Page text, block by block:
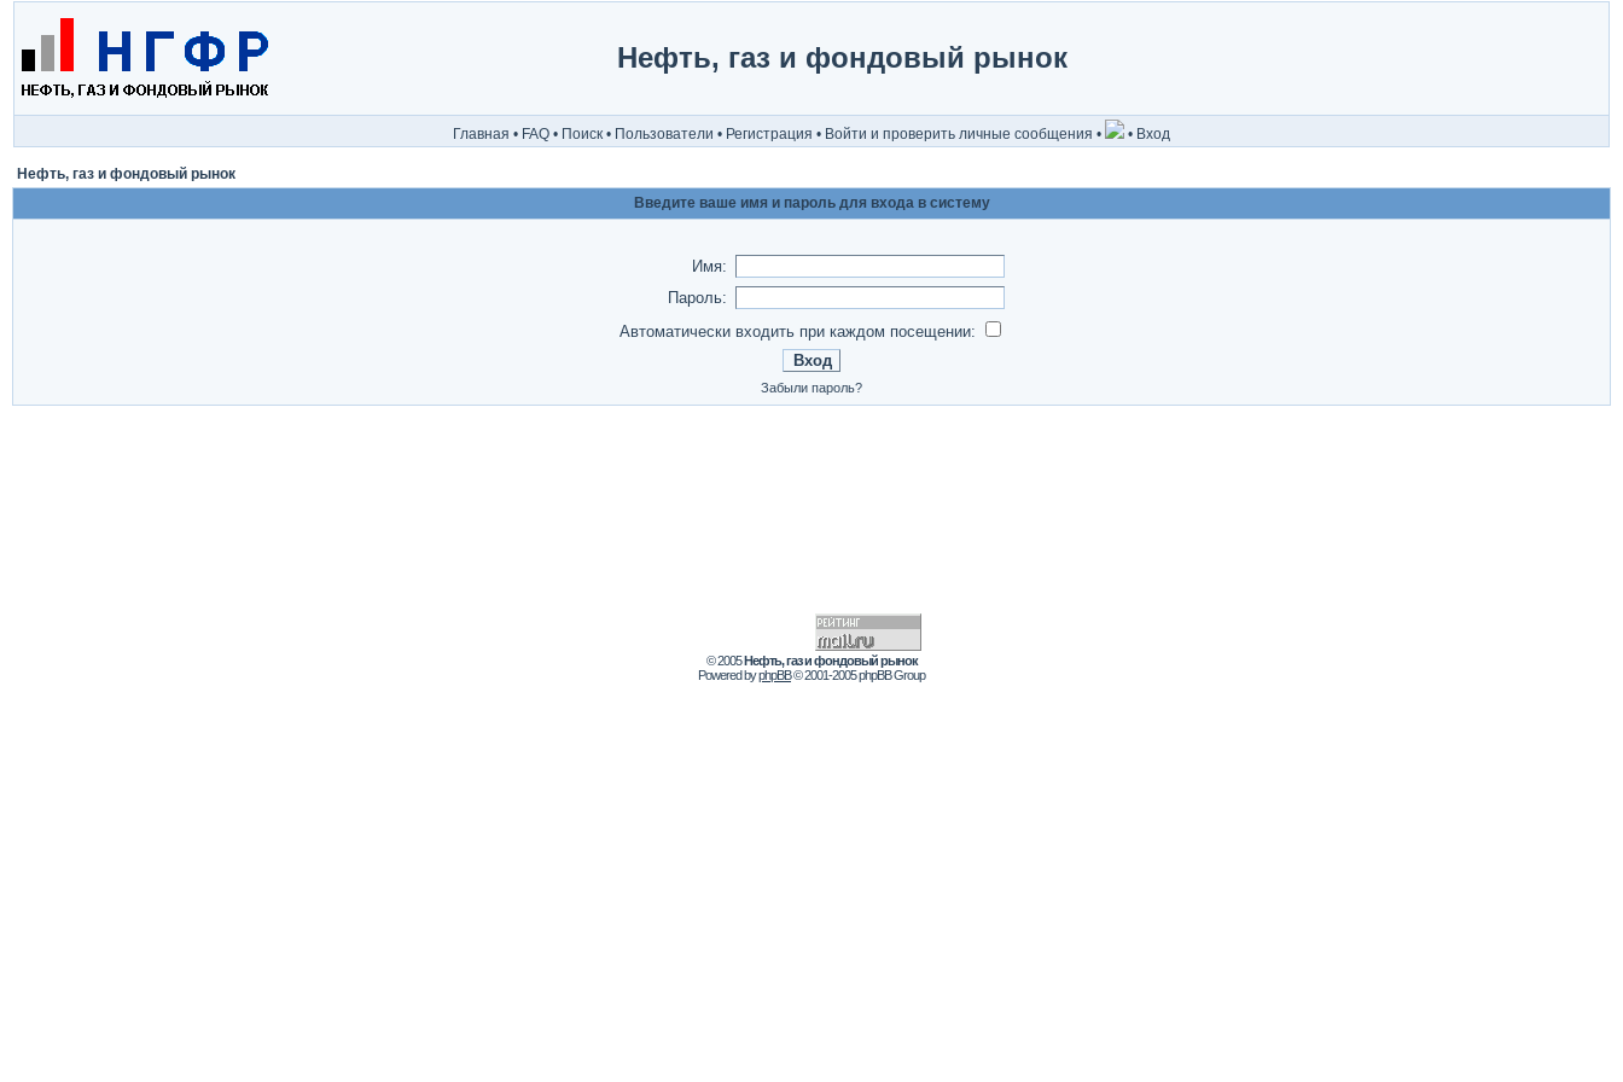
Нефть, газ и фондовый рынок
Главная • FAQ • Поиск • Пользователи • Регистрация • Войти и проверить личные сообщения • • Вход
Нефть, газ и фондовый рынок
Введите ваше имя и пароль для входа в систему
Имя:
Пароль:
Автоматически входить при каждом посещении:
Забыли пароль?
© 2005Нефть, газ и фондовый рынок
Powered byphpBB© 2001-2005 phpBB Group